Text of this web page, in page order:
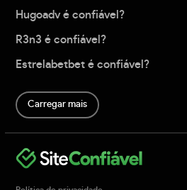
Hugoadv é confiável?
R3n3 é confiável?
Estrelabetbet é confiável?
Carregar mais